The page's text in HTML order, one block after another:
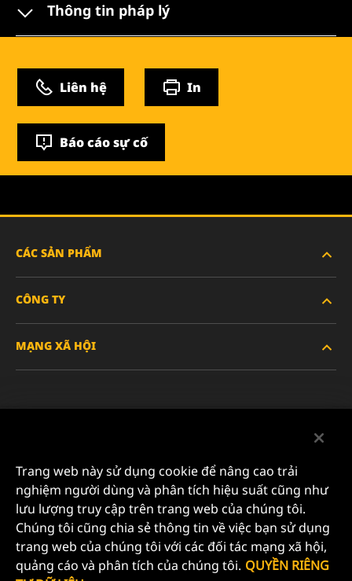
Thông tin pháp lý
Liên hệ In
Báo cáo sự cố
CÁC SẢN PHẨM
XE HÀNH KHÁCH VÀ XE TẢI NHẸ
CÔNG TY
VỀ CHÚNG TÔI
SỰ NGHIỆP
QUYỀN RIÊNG TƯ DỮ LIỆU
THÔNG BÁO PHÁP LÝ
MẠNG XÃ HỘI
Facebook
YouTube
MANN+HUMMEL FILTER TECHNOLOGY (S.E.A.) PTE
LTD
23 Rochester Park
Trang web này sử dụng cookie để nâng cao trải
nghiệm người dùng và phân tích hiệu suất cũng như
lưu lượng truy cập trên trang web của chúng tôi.
Chúng tôi cũng chia sẻ thông tin về việc bạn sử dụng
trang web của chúng tôi với các đối tác mạng xã hội,
quảng cáo và phân tích của chúng tôi. QUYỀN RIÊNG